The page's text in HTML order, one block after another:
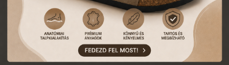
Jelszó